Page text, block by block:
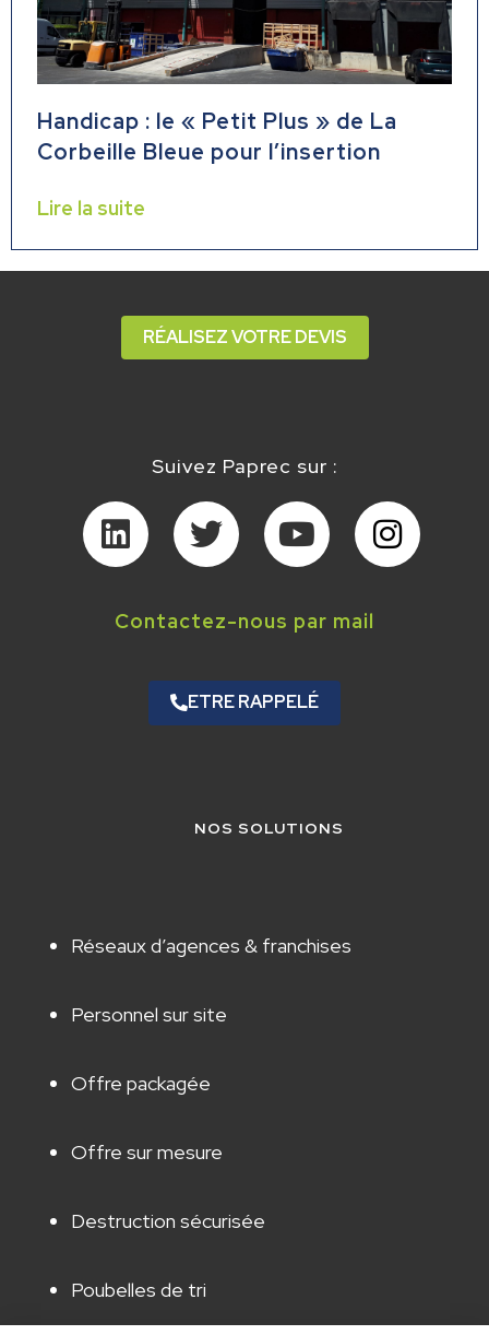
Handicap : le « Petit Plus » de La
Corbeille Bleue pour l’insertion
Lire la suite
RÉALISEZ VOTRE DEVIS
Suivez Paprec sur :
Contactez-nous par mail
ETRE RAPPELÉ
NOS SOLUTIONS
Réseaux d’agences & franchises
Personnel sur site
Offre packagée
Offre sur mesure
Destruction sécurisée
Poubelles de tri